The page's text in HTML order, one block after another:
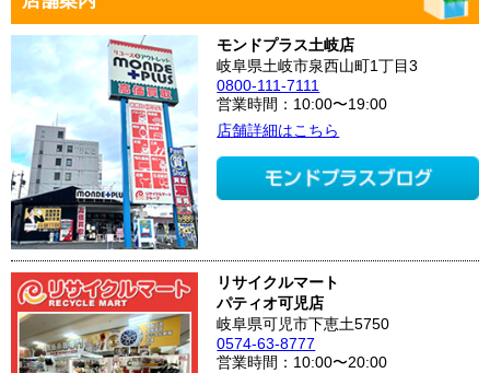
モンドプラス土岐店
岐阜県土岐市泉西山町1丁目3
0800-111-7111
営業時間：10:00〜19:00
店舗詳細はこちら
リサイクルマート
パティオ可児店
岐阜県可児市下恵土5750
0574-63-8777
営業時間：10:00〜20:00